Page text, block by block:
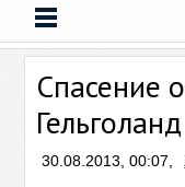
Спасение
Гельголанд
30.08.2013, 00:07,